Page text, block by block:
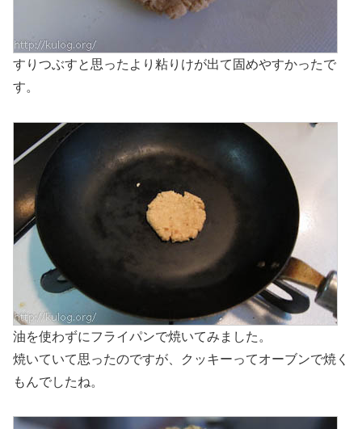
すりつぶすと思ったより粘りけが出て固めやすかったで
す。
油を使わずにフライパンで焼いてみました。
焼いていて思ったのですが、クッキーってオーブンで焼く
もんでしたね。